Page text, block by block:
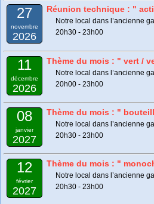
27
novembre
2026
Réunion technique : "
Notre local dans l’ancienne
20h30 - 23h00
11
décembre
2026
Thème du mois : " vert /
Notre local dans l’ancienne
20h00 - 23h00
08
janvier
2027
Thème du mois : "
Notre local dans l’ancienne
20h30 - 23h00
12
février
2027
Thème du mois : "
Notre local dans l’ancienne
20h30 - 23h00